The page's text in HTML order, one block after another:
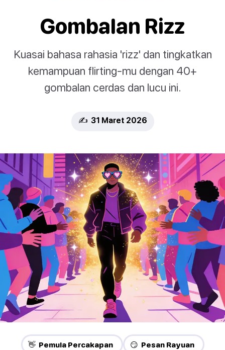
Gombalan Rizz
Kuasai bahasa rahasia 'rizz' dan tingkatkan
kemampuan flirting-mu dengan 40+
gombalan cerdas dan lucu ini.
✍️ 31 Maret 2026
👋 Pemula Percakapan 😏 Pesan Rayuan